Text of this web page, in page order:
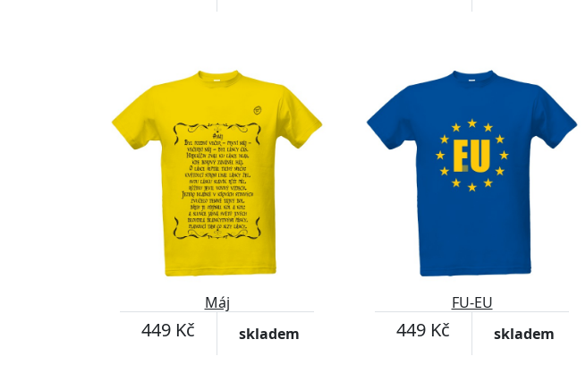
Máj
449 Kč skladem
FU-EU
449 Kč skladem